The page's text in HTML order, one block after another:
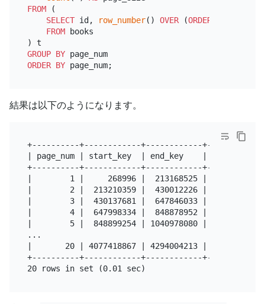
FROM (
SELECT id, row_number() OVER (ORDER
FROM books
GROUP BY
page_num
ORDER BY
結果は以下のようになります。
+----------+------------+------------+-----------+
| page_num | start_key  | end_key    | page_size |
+----------+------------+------------+-----------+
|        1 |     268996 |  213168525 |      1000 |
|        2 |  213210359 |  430012226 |      1000 |
|        3 |  430137681 |  647846033 |      1000 |
|        4 |  647998334 |  848878952 |      1000 |
|        5 |  848899254 | 1040978080 |      1000 |
...
|       20 | 4077418867 | 4294004213 |      1000 |
+----------+------------+------------+-----------+